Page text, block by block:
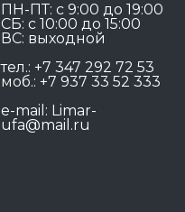
ПН-ПТ: c 9:00 до 19:00
СБ: с 10:00 до 15:00
ВС: выходной
тел.: +7 347 292 72 53
моб.: +7 937 33 52 333
e-mail: Limar-
ufa@mail.ru